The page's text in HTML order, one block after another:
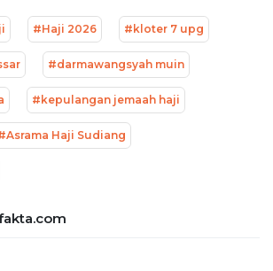
#Haji 2026 #kloter 7 upg
#darmawangsyah muin
#kepulangan jemaah haji
Haji Sudiang